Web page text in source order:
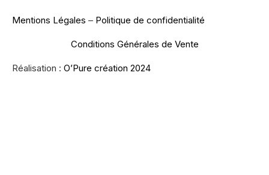
Mentions Légales – Politique de confidentialité
Conditions Générales de Vente
Réalisation : O’Pure création 2024